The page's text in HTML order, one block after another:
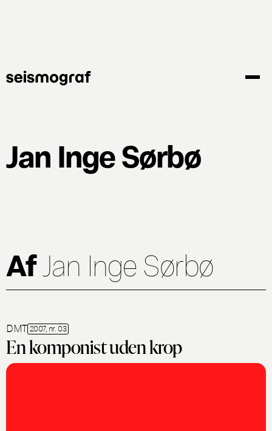
Jan Inge Sørbø
Af Jan Inge Sørbø
DMT 2007, nr. 03
En komponist uden krop